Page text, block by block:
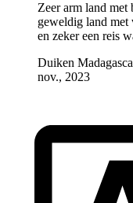
Zeer arm land met
geweldig land met
en zeker een reis
Duiken
nov., 2023